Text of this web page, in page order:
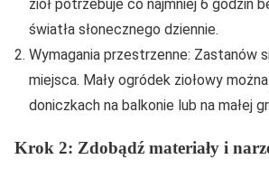
ziół potrzebuje co najmniej 6 godzin
światła słonecznego dziennie.
Wymagania przestrzenne: Zastanów
miejsca. Mały ogródek ziołowy
doniczkach na balkonie lub na małej
Krok 2: Zdobądź materiały i